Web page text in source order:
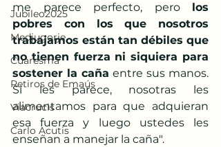
Jubileo2025
Medjugorje
Cuaresma
Retiros de Emaús
Viacrucis
Carlo Acutis
me parece perfecto, pero los
pobres con los que nosotros
trabajamos están tan débiles que
no tienen fuerza ni siquiera para
sostener la caña entre sus manos.
Si les parece, nosotras les
alimentamos para que adquieran
esa fuerza y luego ustedes les
enseñan a manejar la caña".